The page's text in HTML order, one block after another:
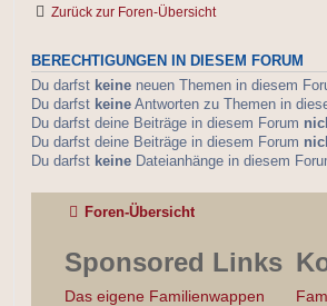
Zurück zur Foren-Übersicht
BERECHTIGUNGEN IN DIESEM FORUM
Du darfst keine neuen Themen in diesem
Du darfst keine Antworten zu Themen in
Du darfst deine Beiträge in diesem Forum
Du darfst deine Beiträge in diesem Forum
Du darfst keine Dateianhänge in diesem
Foren-Übersicht
Sponsored Links
Das eigene Familienwappen